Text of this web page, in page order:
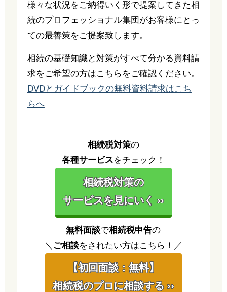
様々な状況をご納得いく形で提案してきた相
続のプロフェッショナル集団がお客様にとっ
ての最善策をご提案致します。
相続の基礎知識と対策がすべて分かる資料請
求をご希望の方はこちらをご確認ください。
DVDとガイドブックの無料資料請求はこち
らへ
相続税対策の
各種サービスをチェック！
相続税対策の
サービスを見にいく ››
無料面談で相続税申告の
＼ ご相談をされたい方はこちら！／
【初回面談：無料】
相続税のプロに相談する ››